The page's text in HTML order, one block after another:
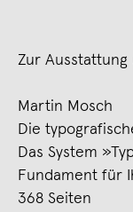
Zur Ausstattung
Martin Mosch
Die
Das System
Fundament für
368 Seiten